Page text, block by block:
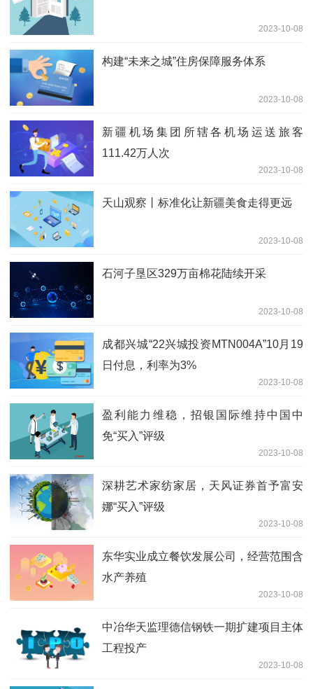
2023-10-08
构建“未来之城”住房保障服务体系
2023-10-08
新疆机场集团所辖各机场运送旅客
111.42万人次
2023-10-08
天山观察丨标准化让新疆美食走得更远
2023-10-08
石河子垦区329万亩棉花陆续开采
2023-10-08
成都兴城“22兴城投资MTN004A”10月19
日付息，利率为3%
2023-10-08
盈利能力维稳，招银国际维持中国中
免“买入”评级
2023-10-08
深耕艺术家纺家居，天风证券首予富安
娜“买入”评级
2023-10-08
东华实业成立餐饮发展公司，经营范围含
水产养殖
2023-10-08
中冶华天监理德信钢铁一期扩建项目主体
工程投产
2023-10-08